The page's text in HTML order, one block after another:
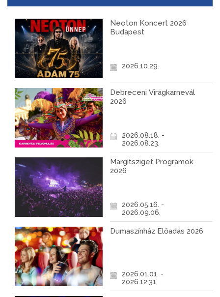
Neoton Koncert 2026
Budapest
2026.10.29.
Debreceni Virágkarnevál
2026
2026.08.18. -
2026.08.23.
Margitsziget Programok
2026
2026.05.16. -
2026.09.06.
Dumaszínház Előadás 2026
2026.01.01. -
2026.12.31.